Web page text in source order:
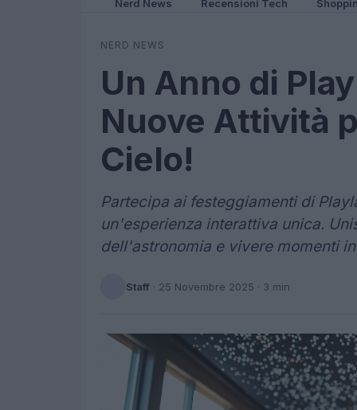
Nerd News Recensioni Tech
NERD NEWS
Un Anno di
Nuove Attività
Cielo!
Partecipa ai festeggiamenti di
un'esperienza interattiva unica.
dell'astronomia e vivere momenti
Staff · 25 Novembre 2025 · 3 min